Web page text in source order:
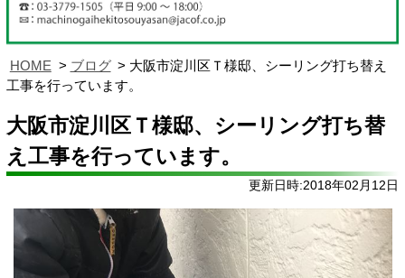
HOME ブログ
大阪市淀川区Ｔ様邸、シーリング打ち替え
工事を行っています。
大阪市淀川区Ｔ様邸、シーリング打ち替
え工事を行っています。
更新日時:2018年02月12日